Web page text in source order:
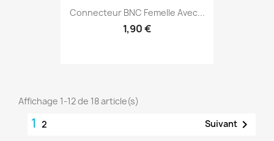
Connecteur BNC Femelle Avec...
1,90 €
Affichage 1-12 de 18 article(s)
1 2 Suivant 